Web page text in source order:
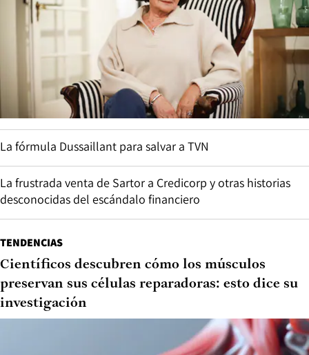
La fórmula Dussaillant para salvar a TVN
La frustrada venta de Sartor a Credicorp y otras historias
desconocidas del escándalo financiero
TENDENCIAS
Científicos descubren cómo los músculos
preservan sus células reparadoras: esto dice su
investigación